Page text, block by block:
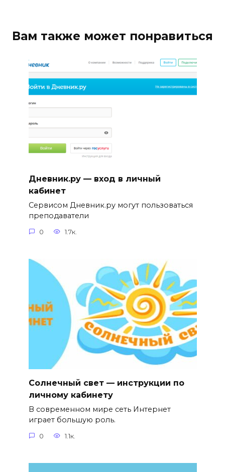
Вам также может понравиться
Дневник.ру — вход в личный
кабинет
Сервисом Дневник.ру могут пользоваться
преподаватели
0 1.7к.
Солнечный свет — инструкции по
личному кабинету
В современном мире сеть Интернет
играет большую роль.
0 1.1к.